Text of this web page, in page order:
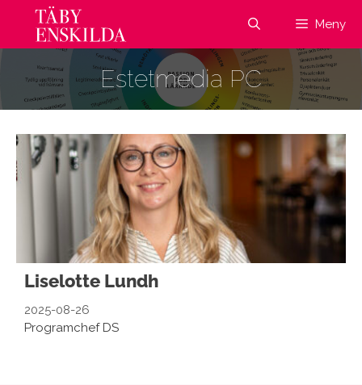
Hoppa
innehåll
Meny
Estetmedia PC
Liselotte Lundh
2025-08-26
Programchef DS